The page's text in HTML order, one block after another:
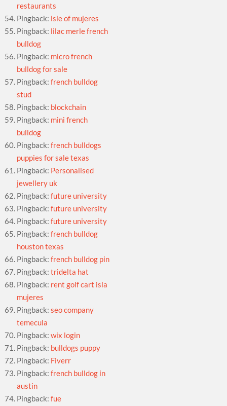
restaurants
Pingback: isle of mujeres
Pingback: lilac merle french
bulldog
Pingback: micro french
bulldog for sale
Pingback:french bulldog
stud
Pingback: blockchain
Pingback: mini french
bulldog
Pingback:french bulldogs
puppies for sale texas
Pingback: Personalised
jewellery uk
Pingback:future university
Pingback:future university
Pingback:future university
Pingback:french bulldog
houston texas
Pingback:french bulldog pin
Pingback:tridelta hat
Pingback: rent golf cart isla
mujeres
Pingback:seo company
temecula
Pingback:wix login
Pingback: bulldogs puppy
Pingback: Fiverr
Pingback:french bulldog in
austin
Pingback:fue